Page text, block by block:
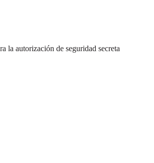
la autorización de seguridad secreta